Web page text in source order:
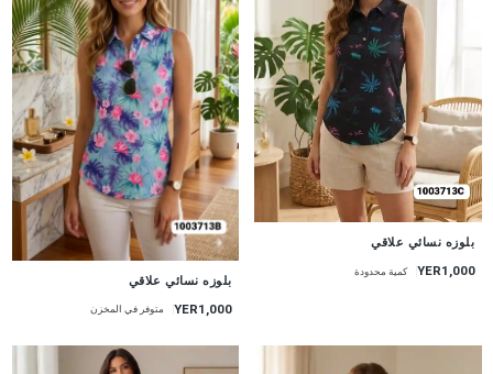
بلوزه نسائي علاقي
YER1,000 كمية محدودة
بلوزه نسائي علاقي
YER1,000 متوفر في المخزن